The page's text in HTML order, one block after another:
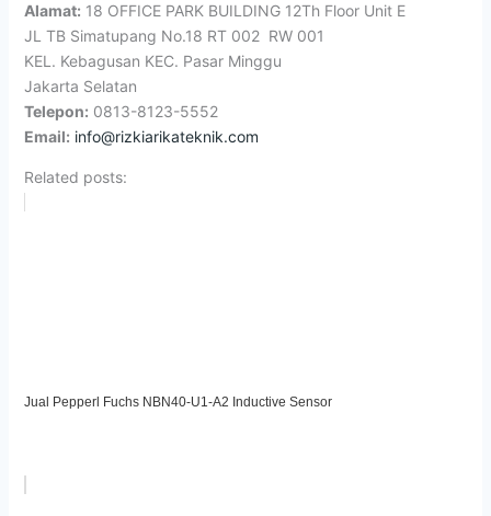
Alamat: 18 OFFICE PARK BUILDING 12Th Floor Unit E
JL TB Simatupang No.18 RT 002 RW 001
KEL. Kebagusan KEC. Pasar Minggu
Jakarta Selatan
Telepon: 0813-8123-5552
Email: info@rizkiarikateknik.com
Related posts:
Jual Pepperl Fuchs NBN40-U1-A2 Inductive Sensor